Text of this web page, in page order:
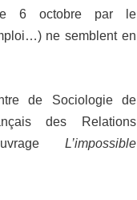
le 6 octobre par le
ne semblent en
de Sociologie de
des Relations
L’impossible